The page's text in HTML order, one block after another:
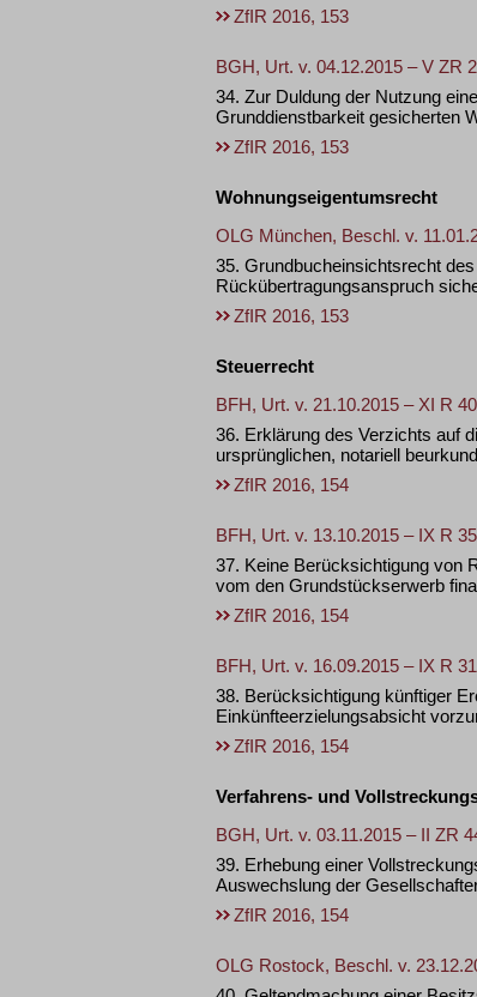
ZfIR 2016, 153
BGH, Urt. v. 04.12.2015 – V ZR
34. Zur Duldung der Nutzung
Grunddienstbarkeit gesicherten
ZfIR 2016, 153
Wohnungseigentumsrecht
OLG München, Beschl. v.
35. Grundbucheinsichtsrecht
Rückübertragungsanspruch
ZfIR 2016, 153
Steuerrecht
BFH, Urt. v. 21.10.2015 – XI R
36. Erklärung des Verzichts auf
ursprünglichen, notariell
ZfIR 2016, 154
BFH, Urt. v. 13.10.2015 – IX R
37. Keine Berücksichtigung von
vom den Grundstückserwerb
ZfIR 2016, 154
BFH, Urt. v. 16.09.2015 – IX R
38. Berücksichtigung künftiger
Einkünfteerzielungsabsicht
ZfIR 2016, 154
Verfahrens- und
BGH, Urt. v. 03.11.2015 – II ZR
39. Erhebung einer
Auswechslung der
ZfIR 2016, 154
OLG Rostock, Beschl. v.